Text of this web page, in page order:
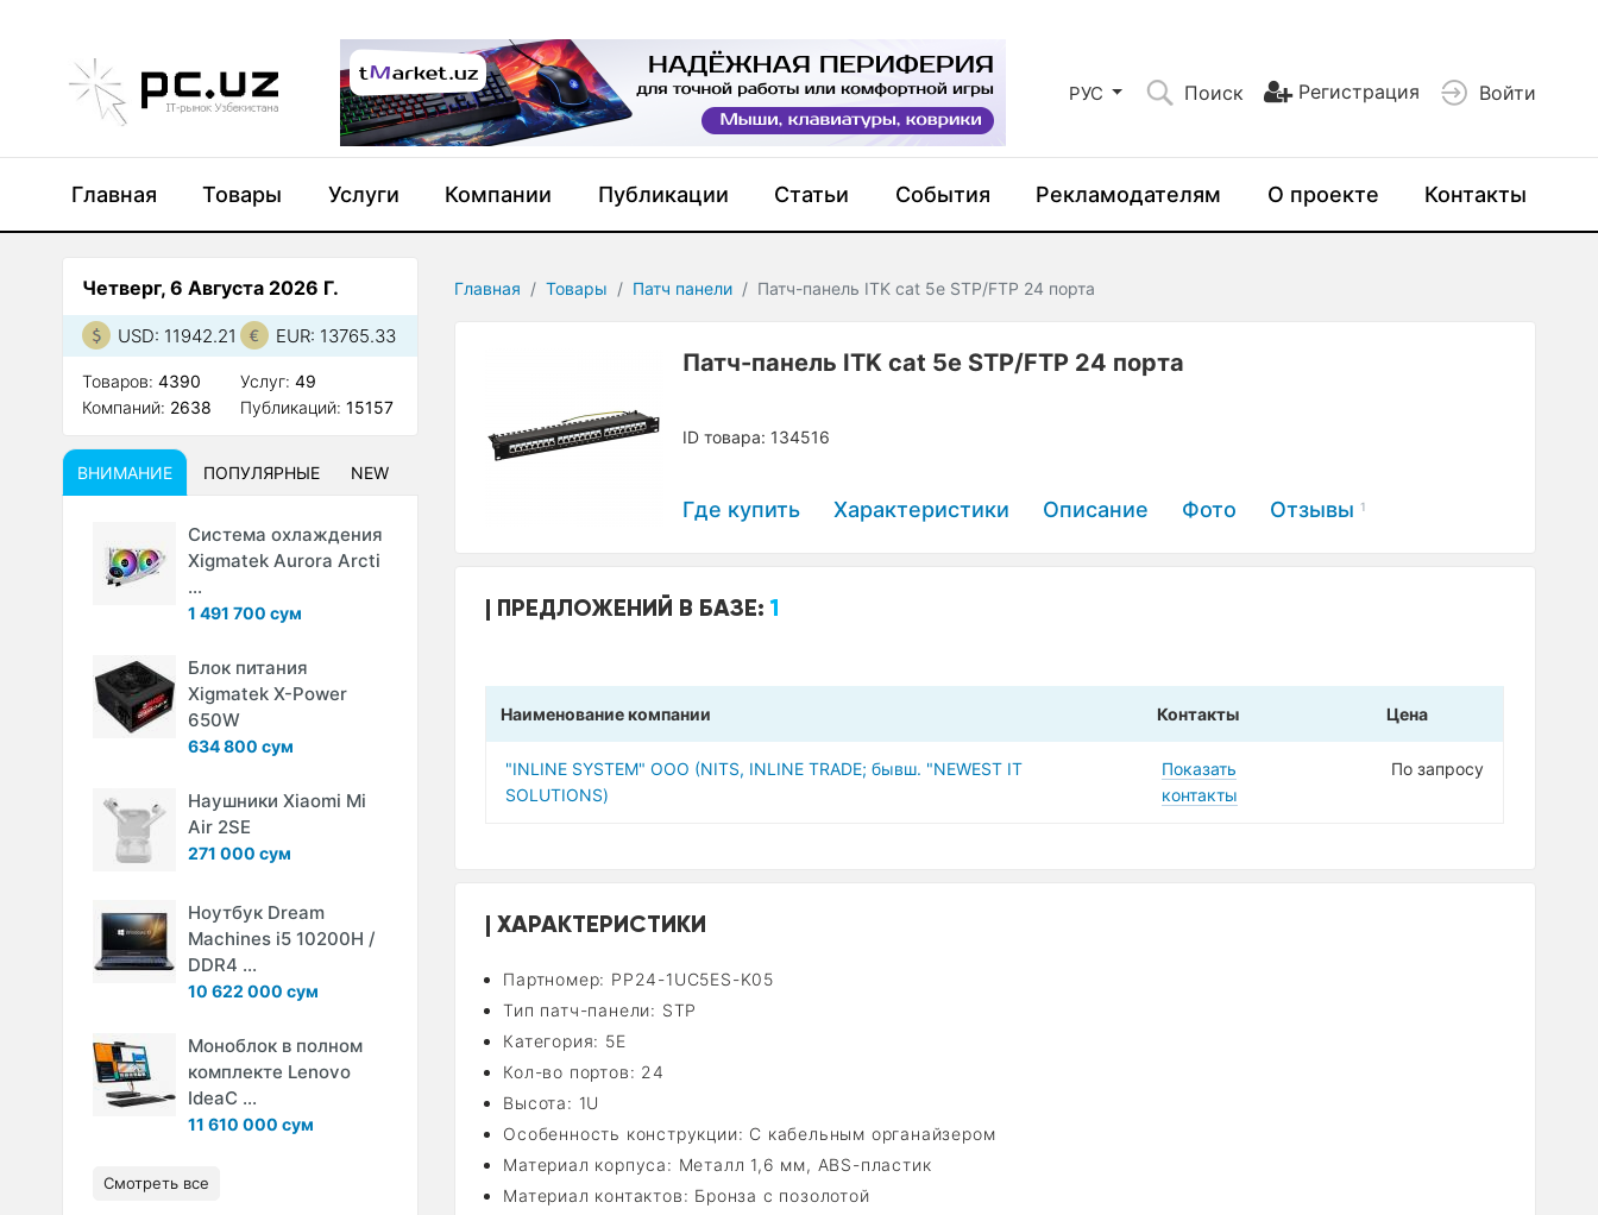
РУС Поиск Регистрация Войти
Главная Товары Услуги Компании Публикации Статьи События Рекламодателям О проекте Контакты
Главная Товары Патч панели Патч-панель ITK cat 5e STP/FTP 24 порта
Патч-панель ITK cat 5e STP/FTP 24 порта
ID товара: 134516
Где купить Характеристики Описание Фото Отзывы1
ПРЕДЛОЖЕНИЙ В БАЗЕ:1
Наименование компании Контакты Цена
"INLINE SYSTEM" ООО (NITS, INLINE TRADE; бывш. "NEWEST IT
SOLUTIONS)
Показать
контакты
По запросу
ХАРАКТЕРИСТИКИ
Партномер: PP24-1UC5ES-K05
Тип патч-панели: STP
Категория: 5E
Кол-во портов: 24
Высота: 1U
Особенность конструкции: С кабельным органайзером
Материал корпуса: Металл 1,6 мм, ABS-пластик
Материал контактов: Бронза с позолотой
Четверг, 6 Августа 2026 Г.
USD: 11942.21 EUR: 13765.33
Товаров: 4390
Компаний: 2638
Услуг:49
Публикаций:15157
ВНИМАНИЕ ПОПУЛЯРНЫЕ NEW
Система охлаждения
Xigmatek Aurora Arcti
...
1 491 700 сум
Блок питания
Xigmatek X-Power
650W
634 800 сум
Наушники Xiaomi Mi
Air 2SE
271 000 сум
Ноутбук Dream
Machines i5 10200H /
DDR4 ...
10 622 000 сум
Моноблок в полном
комплекте Lenovo
IdeaC ...
11 610 000 сум
Смотреть все